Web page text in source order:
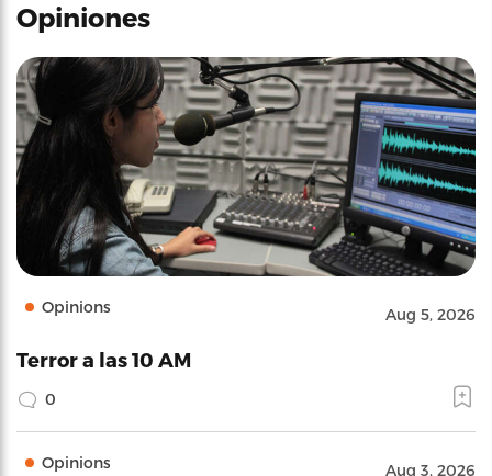
Opiniones
Opinions Aug 5, 2026
Terror a las 10 AM
0
Opinions Aug 3, 2026